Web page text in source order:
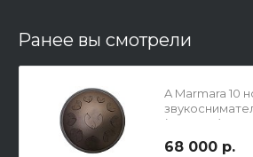
Ранее вы смотрели
A Marmara 10
(KaaTone)
68 000 р.